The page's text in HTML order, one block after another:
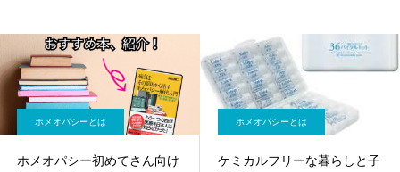
ホメオパシーとは
ホメオパシー初めてさん向け
ホメオパシーとは
ケミカルフリーな暮らしと子